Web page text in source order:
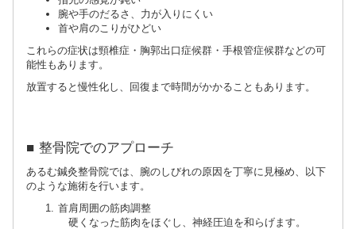
腕や手のだるさ、力が入りにくい
首や肩のこりがひどい
これらの症状は頸椎症・胸郭出口症候群・手根管症候群などの可
能性もあります。
放置すると慢性化し、回復まで時間がかかることもあります。
■ 整骨院でのアプローチ
あるむ鍼灸整骨院では、腕のしびれの原因を丁寧に見極め、以下
のような施術を行います。
首肩周囲の筋肉調整
硬くなった筋肉をほぐし、神経圧迫を和らげます。